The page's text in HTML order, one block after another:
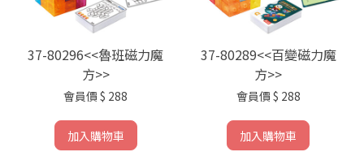
37-80296<<魯班磁力魔
方>>
會員價 $ 288
加入購物車
37-80289<<百變磁力魔
方>>
會員價 $ 288
加入購物車